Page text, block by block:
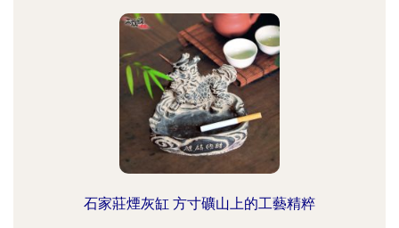
石家莊煙灰缸 方寸礦山上的工藝精粹